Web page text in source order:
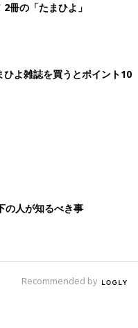
冊の「たまひよ」
ひよ雑誌を買うとポイント10
の人が知るべき事
Recommended by